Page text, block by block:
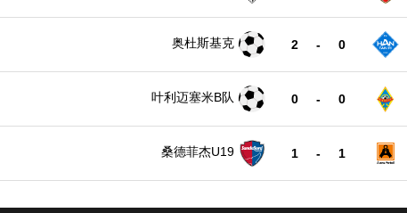
奥杜斯基克 2 - 0
叶利迈塞米B队 0 - 0
桑德菲杰U19 1 - 1